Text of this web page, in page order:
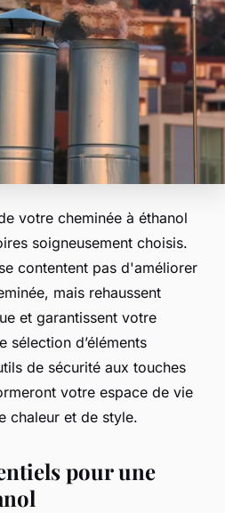
votre cheminée à éthanol
soigneusement choisis.
contentent pas d'améliorer
mais rehaussent
et garantissent votre
sélection d’éléments
de sécurité aux touches
votre espace de vie
chaleur et de style.
pour une